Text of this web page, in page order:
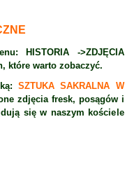
HISTORIA ->ZDJĘCIA
które warto zobaczyć.
SZTUKA SAKRALNA W
zdjęcia fresk, posągów i
się w naszym kościele